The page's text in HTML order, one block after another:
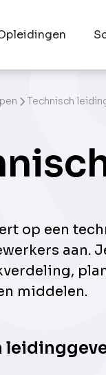
Technisch
op een
aan.
middelen.